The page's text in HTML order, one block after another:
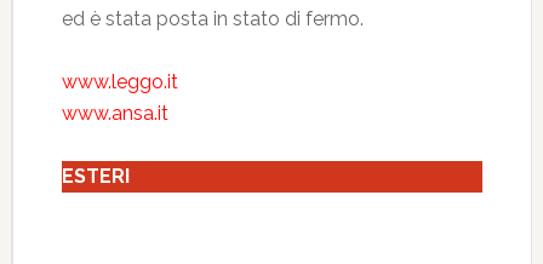
ed è stata posta in stato di fermo.
www.leggo.it
www.ansa.it
ESTERI